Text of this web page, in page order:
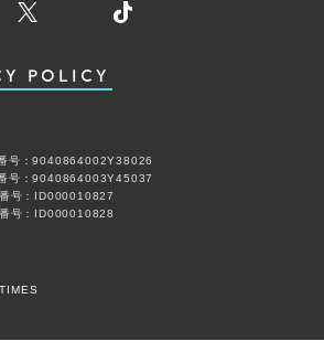
POLICY
号：9040864002Y38026
号：9040864003Y45037
号：ID000010827
号：ID000010828